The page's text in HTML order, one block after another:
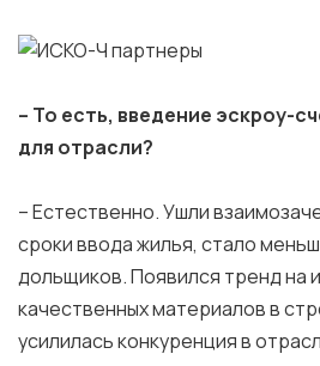
– То есть, введение эскроу-
для отрасли?
– Естественно. Ушли
сроки ввода жилья, стало
дольщиков. Появился тренд на
качественных материалов в
усилилась конкуренция в